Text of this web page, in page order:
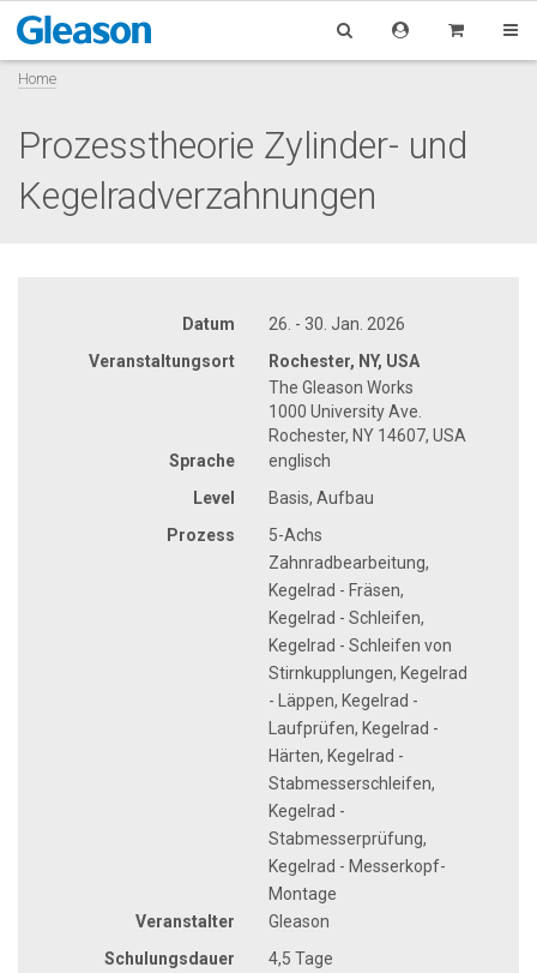
Home
Prozesstheorie Zylinder- und
Kegelradverzahnungen
Datum
26. - 30. Jan. 2026
Veranstaltungsort
Rochester, NY, USA
The Gleason Works
1000 University Ave.
Rochester, NY 14607, USA
Sprache
englisch
Level
Basis, Aufbau
Prozess
5-Achs
Zahnradbearbeitung,
Kegelrad - Fräsen,
Kegelrad - Schleifen,
Kegelrad - Schleifen von
Stirnkupplungen, Kegelrad
- Läppen, Kegelrad -
Laufprüfen, Kegelrad -
Härten, Kegelrad -
Stabmesserschleifen,
Kegelrad -
Stabmesserprüfung,
Kegelrad - Messerkopf-
Montage
Veranstalter
Gleason
Schulungsdauer
4,5 Tage